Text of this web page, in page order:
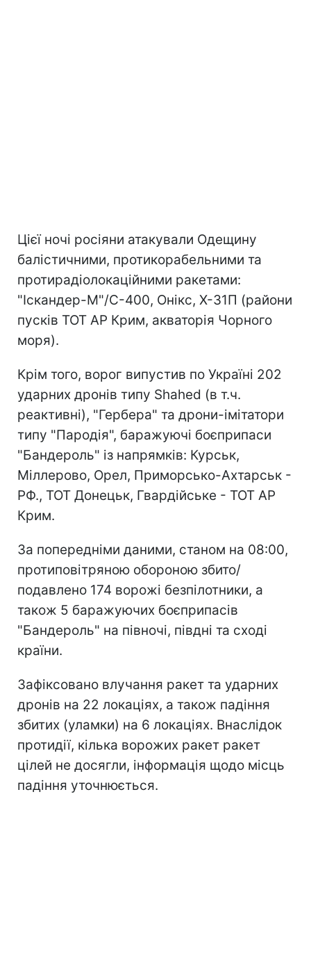
Цієї ночі росіяни атакували Одещину
балістичними, протикорабельними та
протирадіолокаційними ракетами:
"Іскандер-М"/С-400, Онікс, Х-31П (райони
пусків ТОТ АР Крим, акваторія Чорного
моря).
Крім того, ворог випустив по Україні 202
ударних дронів типу Shahed (в т.ч.
реактивні), "Гербера" та дрони-імітатори
типу "Пародія", баражуючі боєприпаси
"Бандероль" із напрямків: Курськ,
Міллерово, Орел, Приморсько-Ахтарськ -
РФ., ТОТ Донецьк, Гвардійське - ТОТ АР
Крим.
За попередніми даними, станом на 08:00,
протиповітряною обороною збито/
подавлено 174 ворожі безпілотники, а
також 5 баражуючих боєприпасів
"Бандероль" на півночі, півдні та сході
країни.
Зафіксовано влучання ракет та ударних
дронів на 22 локаціях, а також падіння
збитих (уламки) на 6 локаціях. Внаслідок
протидії, кілька ворожих ракет ракет
цілей не досягли, інформація щодо місць
падіння уточнюється.